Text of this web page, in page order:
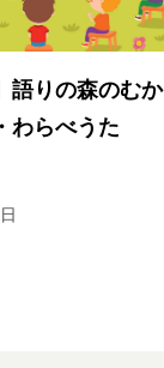
語りの森のむか
わらべうた